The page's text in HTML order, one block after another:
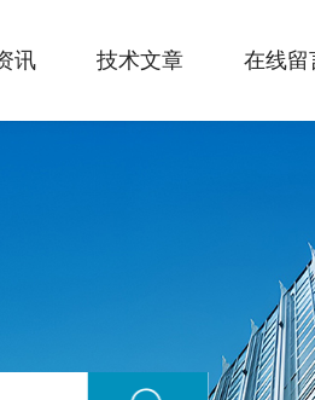
讯 技术文章 在线留